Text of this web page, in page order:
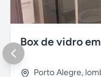
Porto Alegre,